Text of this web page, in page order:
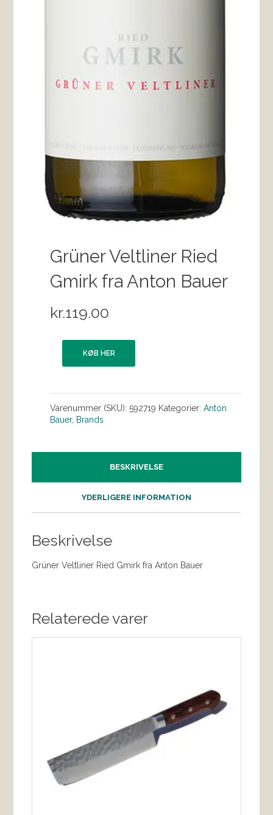
Grüner Veltliner Ried
Gmirk fra Anton Bauer
kr.119.00
KØB HER
Varenummer (SKU):592719 Kategorier:Anton
Bauer, Brands
BESKRIVELSE
YDERLIGERE INFORMATION
Beskrivelse
Grüner Veltliner Ried Gmirk fra Anton Bauer
Relaterede varer